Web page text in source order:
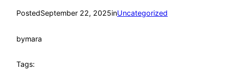
PostedSeptember 22, 2025inUncategorized
bymara
Tags: